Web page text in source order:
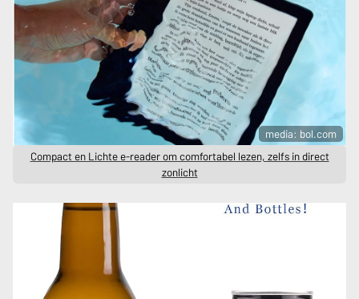
media: bol.com
Compact en Lichte e-reader om comfortabel lezen, zelfs in direct
zonlicht